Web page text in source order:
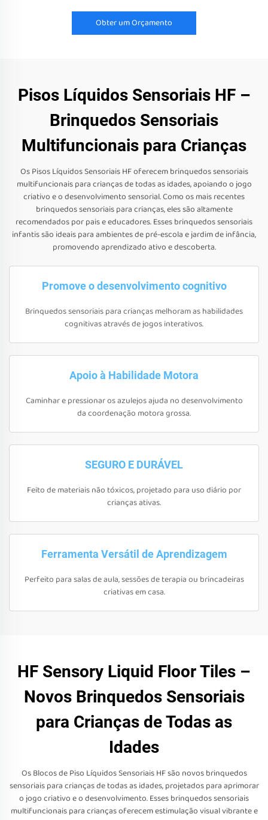
Obter um Orçamento
Pisos Líquidos Sensoriais HF –
Brinquedos Sensoriais
Multifuncionais para Crianças
Os Pisos Líquidos Sensoriais HF oferecem brinquedos sensoriais
multifuncionais para crianças de todas as idades, apoiando o jogo
criativo e o desenvolvimento sensorial. Como os mais recentes
brinquedos sensoriais para crianças, eles são altamente
recomendados por pais e educadores. Esses brinquedos sensoriais
infantis são ideais para ambientes de pré-escola e jardim de infância,
promovendo aprendizado ativo e descoberta.
Promove o desenvolvimento cognitivo
Brinquedos sensoriais para crianças melhoram as habilidades
cognitivas através de jogos interativos.
Apoio à Habilidade Motora
Caminhar e pressionar os azulejos ajuda no desenvolvimento
da coordenação motora grossa.
SEGURO E DURÁVEL
Feito de materiais não tóxicos, projetado para uso diário por
crianças ativas.
Ferramenta Versátil de Aprendizagem
Perfeito para salas de aula, sessões de terapia ou brincadeiras
criativas em casa.
HF Sensory Liquid Floor Tiles –
Novos Brinquedos Sensoriais
para Crianças de Todas as
Idades
Os Blocos de Piso Líquidos Sensoriais HF são novos brinquedos
sensoriais para crianças de todas as idades, projetados para aprimorar
o jogo criativo e o desenvolvimento. Esses brinquedos sensoriais
multifuncionais para crianças oferecem estimulação visual vibrante e